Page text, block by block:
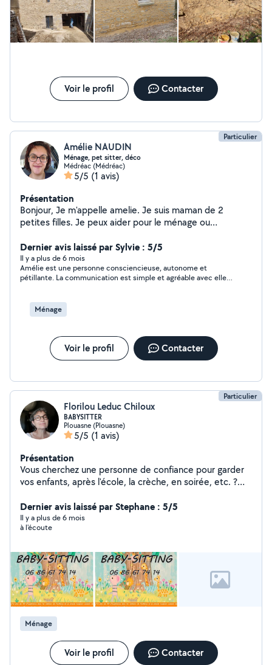
Voir le profil Contacter
Particulier
Amélie NAUDIN
Ménage, pet sitter, déco
Médréac (Médréac)
5/5 (1 avis)
Présentation
Bonjour, Je m'appelle amelie. Je suis maman de 2
petites filles. Je peux aider pour le ménage ou
manuels de type décoration.
Dernier avis laissé par Sylvie : 5/5
Il y a plus de 6 mois
Amélie est une personne consciencieuse, autonome et
pétillante. La communication est simple et agréable avec elle.
Ménage
Voir le profil Contacter
Particulier
Florilou Leduc Chiloux
BABYSITTER
Plouasne (Plouasne)
5/5 (1 avis)
Présentation
Vous cherchez une personne de confiance pour garder
vos enfants, après l'école, la crèche, en soirée, etc. ?
expérience de 30 ans dans les métiers de l'enfance
(ATSEM en écoles et périscolaire, aide aux devoirs,
animatrice en centres de loisirs, garde à domicile) Je
créative, manuelle.
Dernier avis laissé par Stephane : 5/5
Il y a plus de 6 mois
à l'écoute
Ménage
Voir le profil Contacter